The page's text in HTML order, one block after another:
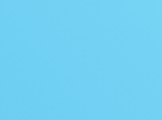
ました。
、面接の前に「この方のどこが弊
共有
が、まさにそこで埋まっていった
アの方に強いという点も、活用し
。